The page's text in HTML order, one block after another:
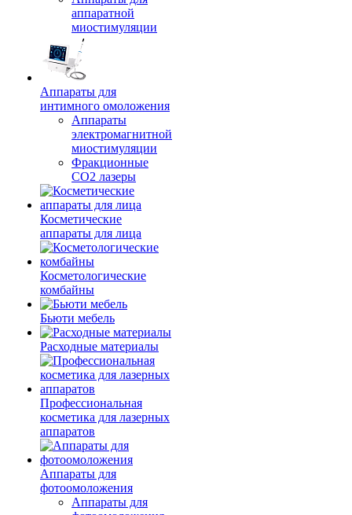
аппаратной
миостимуляции
Аппараты для
интимного омоложения
Аппараты
электромагнитной
миостимуляции
Фракционные
CO2 лазеры
Косметические
аппараты для лица
Косметологические
комбайны
Бьюти мебель
Расходные материалы
Профессиональная
косметика для лазерных
аппаратов
Аппараты для
фотоомоложения
Аппараты для